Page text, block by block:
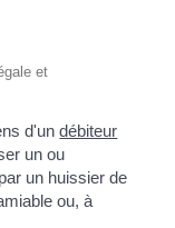
et
d'undébiteur
un ou
un huissier de
ou, à